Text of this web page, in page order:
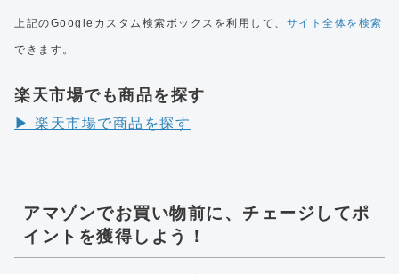
上記のGoogleカスタム検索ボックスを利用して、 サイト全体を検索
できます。
楽天市場でも商品を探す
▶︎ 楽天市場で商品を探す
アマゾンでお買い物前に、チェージしてポ
イントを獲得しよう！